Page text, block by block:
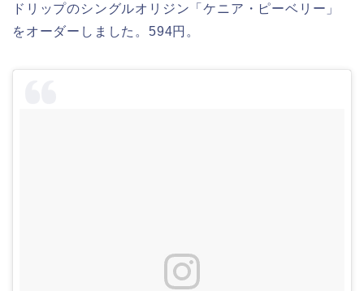
ドリップのシングルオリジン「ケニア・ピーベリー」
をオーダーしました。594円。